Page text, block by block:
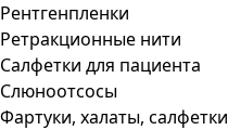
Рентгенпленки
Ретракционные нити
Салфетки для пациента
Слюноотсосы
Фартуки, халаты, салфетки